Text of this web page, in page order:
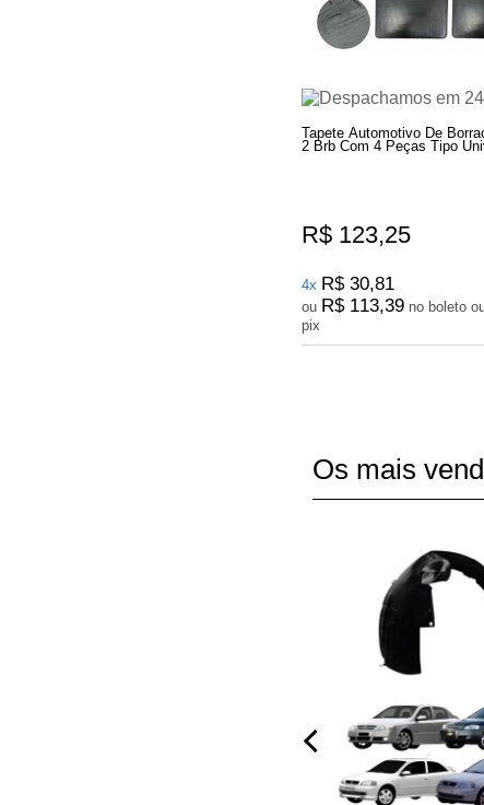
Tapete Automotivo De
2 Brb Com 4 Peças Tipo
R$ 123,25
4x R$ 30,81
ou R$ 113,39 no boleto ou
pix
Os mais